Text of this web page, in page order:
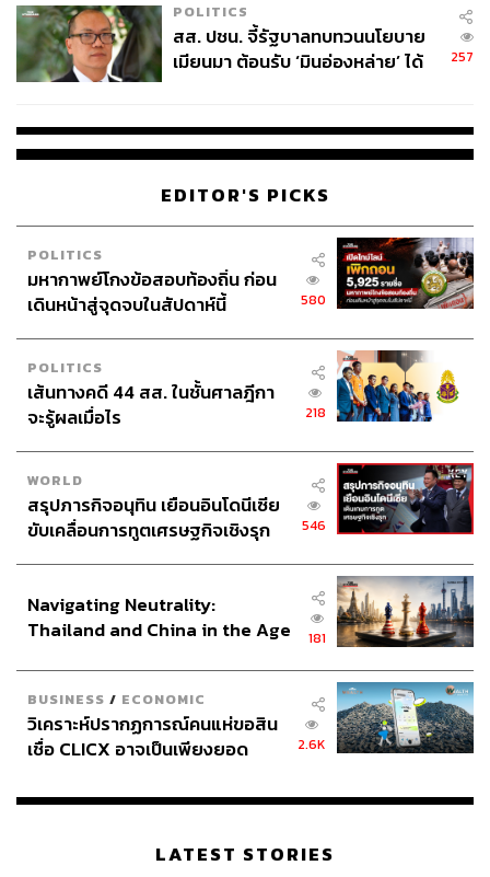
สามารถติดตาม THE STANDARD WEALTH
TAGS: นันทพงษ์ จิระเลิศพงษ์
ธนาคารแห่งประเทศไทย
ตะวันออกกลาง
วิกฤตพลังงาน
ดัชนีราคาผู้ผลิต
ดัชนีราคาผู้ผลิต (PPI) ต้นทุน
190
วาราดา ทองจำนงค์
Content Creator สำนักข่าว THE
STANDARD WEALTH
ABOUT THE PHOTOGRAPHER
ฐานิส สุดโต
บรรณาธิการภาพ ประจำสำนักข่าว THE
STANDARD
POLITICS
สส. ปชน. จี้รัฐบาลทบทวนนโยบาย
เมียนมา ต้อนรับ ‘มินอ่องหล่าย’ ได้
257
EDITOR'S PICKS
POLITICS
มหากาพย์โกงข้อสอบท้องถิ่น ก่อน
เดินหน้าสู่จุดจบในสัปดาห์นี้
580
POLITICS
เส้นทางคดี 44 สส. ในชั้นศาลฎีกา
จะรู้ผลเมื่อไร
218
WORLD
สรุปภารกิจอนุทิน เยือนอินโดนีเซีย
ขับเคลื่อนการทูตเศรษฐกิจเชิงรุก
546
Navigating Neutrality:
Thailand and China in the Age
181
BUSINESS / ECONOMIC
วิเคราะห์ปรากฏการณ์คนแห่ขอสิน
เชื่อ CLICX อาจเป็นเพียงยอด
เรือนไทยที่ถูกซุกไว้
2.6K
LATEST STORIES